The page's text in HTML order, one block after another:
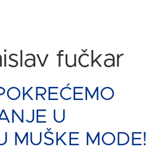
fučkar
U
MUŠKE MODE!